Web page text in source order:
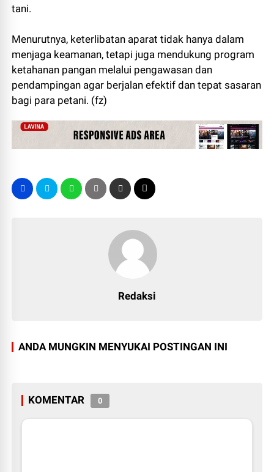
tani.
Menurutnya, keterlibatan aparat tidak hanya dalam
menjaga keamanan, tetapi juga mendukung program
ketahanan pangan melalui pengawasan dan
pendampingan agar berjalan efektif dan tepat sasaran
bagi para petani. (fz)
Redaksi
ANDA MUNGKIN MENYUKAI POSTINGAN INI
KOMENTAR 0